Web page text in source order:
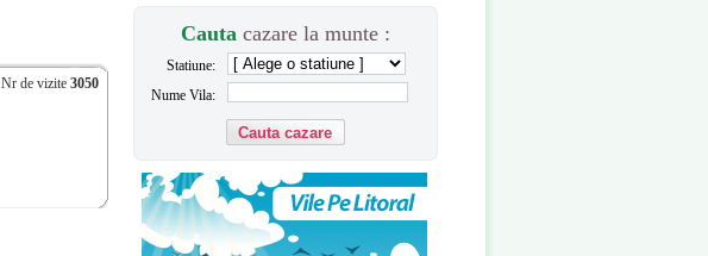
Nr de vizite 3050
Cauta cazare la munte :
Statiune:
Nume Vila: